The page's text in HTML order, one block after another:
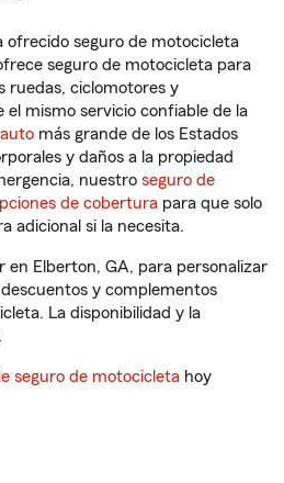
ofrecido seguro de motocicleta
seguro de motocicleta para
ruedas, ciclomotores y
mismo servicio confiable de la
más grande de los Estados
y daños a la propiedad
nuestro seguro de
de cobertura para que solo
adicional si la necesita.
en Elberton, GA, para personalizar
y complementos
La disponibilidad y la
seguro de motocicleta hoy